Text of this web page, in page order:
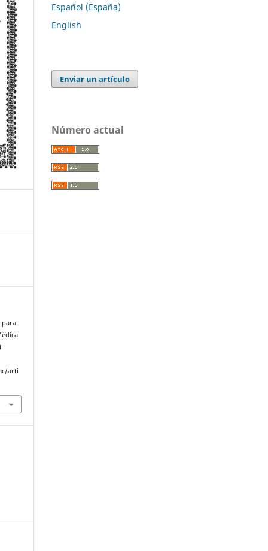
para
arti
Español (España)
English
Enviar un artículo
Número actual